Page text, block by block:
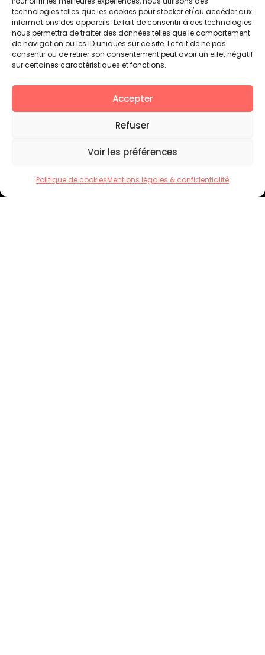
technologies telles que les cookies pour stocker et/ou accéder aux
informations des appareils. Le fait de consentir à ces technologies
nous permettra de traiter des données telles que le comportement
de navigation ou les ID uniques sur ce site. Le fait de ne pas
consentir ou de retirer son consentement peut avoir un effet négatif
sur certaines caractéristiques et fonctions.
Accepter
Refuser
Voir les préférences
Politique de cookiesMentions légales & confidentialité
SAVONS DE SOIN & MIEL FABRIQUÉS
EN FRANCE AVEC
+
ARTISANAT FRANÇAIS